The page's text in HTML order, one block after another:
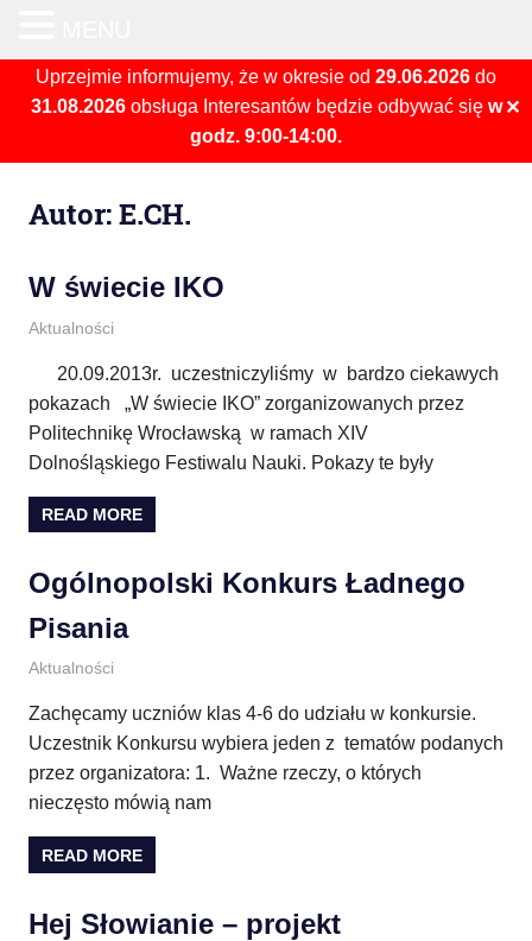
Uprzejmie informujemy, że w okresie od 29.06.2026 do
31.08.2026 obsługa Interesantów będzie odbywać się w
godz. 9:00-14:00.
✕
Autor:E.CH.
W świecie IKO
6 października 2013
E.CH.
Aktualności
20.09.2013r. uczestniczyliśmy w bardzo ciekawych
pokazach „W świecie IKO” zorganizowanych przez
Politechnikę Wrocławską w ramach XIV
Dolnośląskiego Festiwalu Nauki. Pokazy te były
READ MORE
Ogólnopolski Konkurs Ładnego
Pisania
20 września 2013
E.CH.
Aktualności
Zachęcamy uczniów klas 4-6 do udziału w konkursie.
Uczestnik Konkursu wybiera jeden z tematów podanych
przez organizatora: 1. Ważne rzeczy, o których
nieczęsto mówią nam
READ MORE
Hej Słowianie – projekt